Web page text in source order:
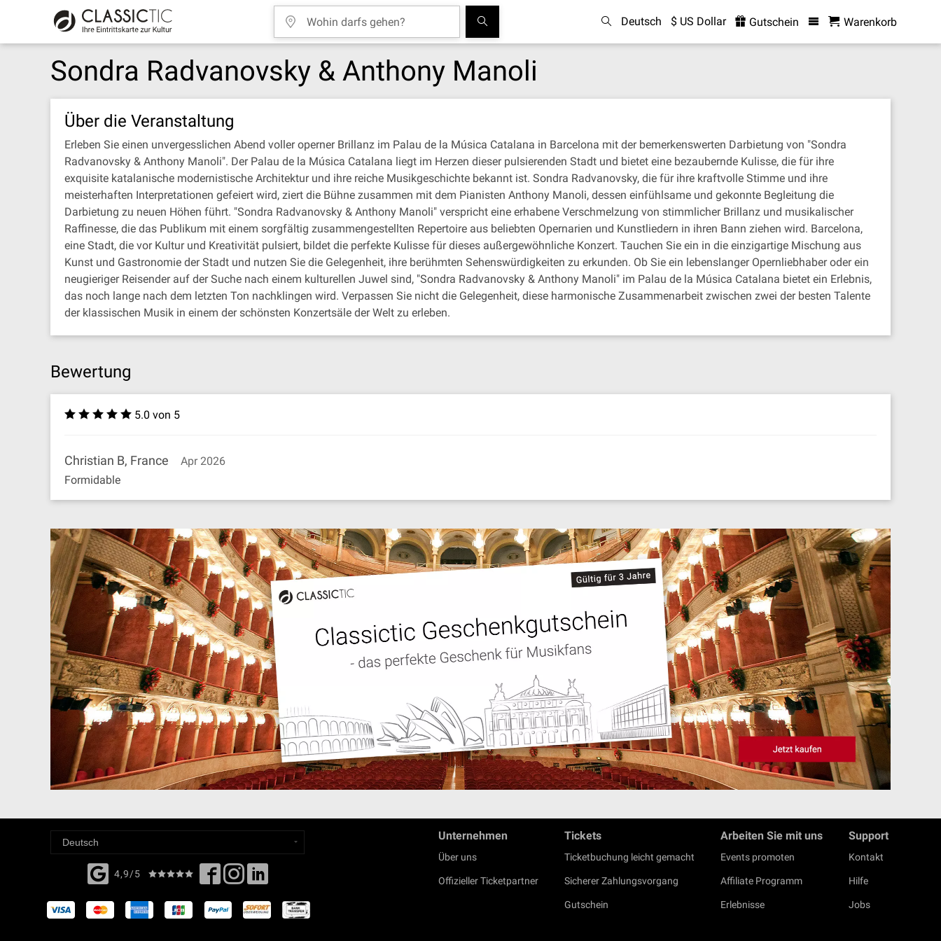
Deutsch $ US Dollar Gutschein Warenkorb
Sondra Radvanovsky & Anthony Manoli
Über die Veranstaltung
Erleben Sie einen unvergesslichen Abend voller operner Brillanz im Palau de la Música Catalana in Barcelona mit der bemerkenswerten Darbietung von "Sondra
Radvanovsky & Anthony Manoli". Der Palau de la Música Catalana liegt im Herzen dieser pulsierenden Stadt und bietet eine bezaubernde Kulisse, die für ihre
exquisite katalanische modernistische Architektur und ihre reiche Musikgeschichte bekannt ist. Sondra Radvanovsky, die für ihre kraftvolle Stimme und ihre
meisterhaften Interpretationen gefeiert wird, ziert die Bühne zusammen mit dem Pianisten Anthony Manoli, dessen einfühlsame und gekonnte Begleitung die
Darbietung zu neuen Höhen führt. "Sondra Radvanovsky & Anthony Manoli" verspricht eine erhabene Verschmelzung von stimmlicher Brillanz und musikalischer
Raffinesse, die das Publikum mit einem sorgfältig zusammengestellten Repertoire aus beliebten Opernarien und Kunstliedern in ihren Bann ziehen wird. Barcelona,
eine Stadt, die vor Kultur und Kreativität pulsiert, bildet die perfekte Kulisse für dieses außergewöhnliche Konzert. Tauchen Sie ein in die einzigartige Mischung aus
Kunst und Gastronomie der Stadt und nutzen Sie die Gelegenheit, ihre berühmten Sehenswürdigkeiten zu erkunden. Ob Sie ein lebenslanger Opernliebhaber oder ein
neugieriger Reisender auf der Suche nach einem kulturellen Juwel sind, "Sondra Radvanovsky & Anthony Manoli" im Palau de la Música Catalana bietet ein Erlebnis,
das noch lange nach dem letzten Ton nachklingen wird. Verpassen Sie nicht die Gelegenheit, diese harmonische Zusammenarbeit zwischen zwei der besten Talente
der klassischen Musik in einem der schönsten Konzertsäle der Welt zu erleben.
Bewertung
5.0 von 5
Christian B, France
Apr 2026
Formidable
4,9/5
Unternehmen
Über uns
Offizieller Ticketpartner
Tickets
Ticketbuchung leicht gemacht
Sicherer Zahlungsvorgang
Gutschein
Arbeiten Sie mit uns
Events promoten
Affiliate Programm
Erlebnisse
Support
Kontakt
Hilfe
Jobs